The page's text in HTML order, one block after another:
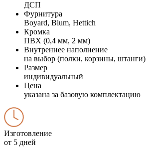
ДСП
Фурнитура
Boyard, Blum, Hettich
Кромка
ПВХ (0,4 мм, 2 мм)
Внутреннее наполнение
на выбор (полки, корзины, штанги)
Размер
индивидуальный
Цена
указана за базовую комплектацию
Изготовление
от 5 дней